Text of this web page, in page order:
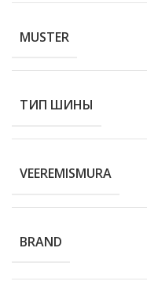
MUSTER
ТИП ШИНЫ
VEEREMISMURA
BRAND